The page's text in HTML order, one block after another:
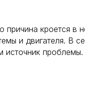
причина кроется в
и двигателя. В
источник проблемы.